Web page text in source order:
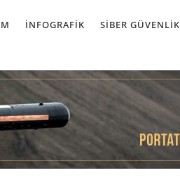
İNFOGRAFIK SIBER GÜVENLIK